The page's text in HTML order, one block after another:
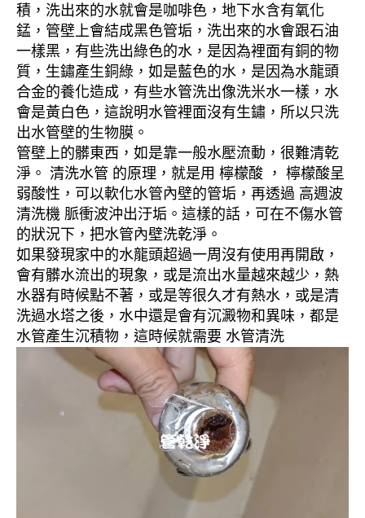
積，洗出來的水就會是咖啡色，地下水含有氧化
錳，管壁上會結成黑色管垢，洗出來的水會跟石油
一樣黑，有些洗出綠色的水，是因為裡面有銅的物
質，生鏽產生銅綠，如是藍色的水，是因為水龍頭
合金的養化造成，有些水管洗出像洗米水一樣，水
會是黃白色，這說明水管裡面沒有生鏽，所以只洗
出水管壁的生物膜。
管壁上的髒東西，如是靠一般水壓流動，很難清乾
淨。 清洗水管 的原理，就是用 檸檬酸 ， 檸檬酸呈
弱酸性，可以軟化水管內壁的管垢，再透過 高週波
清洗機 脈衝波沖出汙垢。這樣的話，可在不傷水管
的狀況下，把水管內壁洗乾淨。
如果發現家中的水龍頭超過一周沒有使用再開啟，
會有髒水流出的現象，或是流出水量越來越少，熱
水器有時候點不著，或是等很久才有熱水，或是清
洗過水塔之後，水中還是會有沉澱物和異味，都是
水管產生沉積物，這時候就需要 水管清洗